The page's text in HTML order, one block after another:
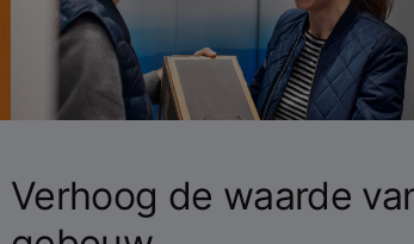
Verhoog de waarde